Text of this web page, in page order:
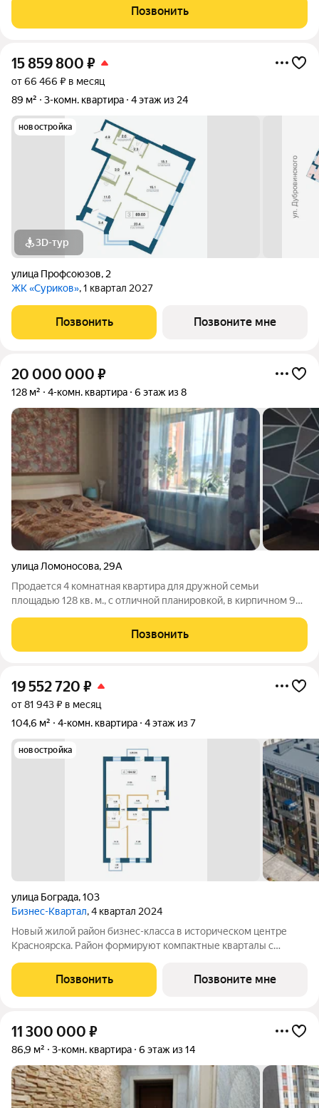
административное здание и деревья. За счет в чего в квартире
нет шума с улицы, тишина и покой.
Позвонить
15 859 800 ₽
от 66 466 ₽ в месяц
89 м²
3-комн. квартира 4 этаж из 24
новостройка
3D-тур
улица Профсоюзов, 2
ЖК «Суриков», 1 квартал 2027
Позвонить Позвоните мне
20 000 000 ₽
128 м² 4-комн. квартира 6 этаж из 8
улица Ломоносова, 29А
Пpoдaется 4 комнатная кваpтира для дружной семьи
плoщадью 128 кв. м., с отличной планировкой, в кирпичном 9
добротный, кирпичный дом в спокойном, тихом уголке города.
Квартира на две стороны,
Позвонить
19 552 720 ₽
от 81 943 ₽ в месяц
104,6 м²
4-комн. квартира 4 этаж из 7
новостройка
улица Бограда,103
Бизнес-Квартал, 4 квартал 2024
Новый жилой район бизнес-класса в историческом центре
Красноярска. Район формируют компактные кварталы с
зонами отдыха. Три километра собственной набережной,
пешеходные бульвары главной оси и
Позвонить Позвоните мне
11 300 000 ₽
86,9 м² 3-комн. квартира 6 этаж из 14